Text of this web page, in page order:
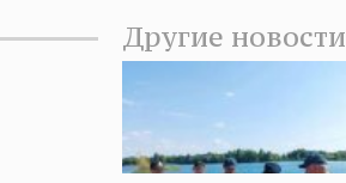
Другие новости